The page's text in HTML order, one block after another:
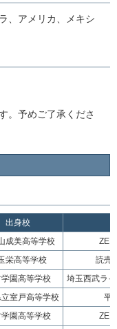
、アメリカ、メキシ
。予めご了承くださ
出身校
成美高等学校
栄高等学校
読売
園高等学校
埼玉西武ラ
室戸高等学校
平
園高等学校